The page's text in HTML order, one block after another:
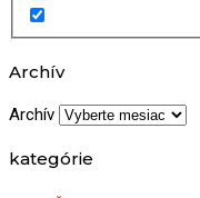
Archív
Archív
kategórie